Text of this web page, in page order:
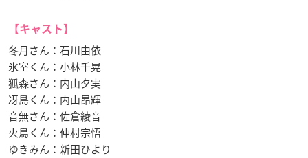
【キャスト】
冬月さん：石川由依
氷室くん：小林千晃
狐森さん：内山夕実
冴島くん：内山昂輝
音無さん：佐倉綾音
火鳥くん：仲村宗悟
ゆきみん：新田ひより